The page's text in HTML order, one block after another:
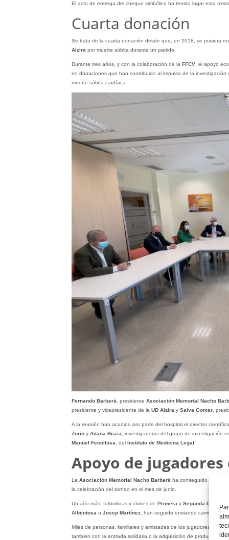
El acto de entrega del cheque simbólico ha tenido lugar esta
Cuarta donación
Se trata de la cuarta donación desde que, en 2018, se pusiera
Alzira por muerte súbita durante un partido.
Durante tres años, y con la colaboración de la FFCV, el apoyo
en donaciones que han contribuido al impulso de la
muerte súbita cardíaca.
Fernando Barberá, presidente Asociación Memorial Nacho
presidente y vicepresidente de la UD Alziray Salva Gomar,
A la reunión han acudido por parte del hospital el director
Zorio y Aitana Braza, investigadoras del grupo de investigación
Manuel Fenollosa, del Instituto de Medicina Legal.
Apoyo de
La Asociación Memorial Nacho Barberà ha conseguido casi
la celebración del torneo en el mes de junio.
Un año más, futbolistas y clubes de Primeray Segunda División
Albentosao Josep Martínez, han seguido enviando camisetas,
Miles de personas, familiares y amistades de los jugadores
también con la entrada solidaria o la adquisición de productos.